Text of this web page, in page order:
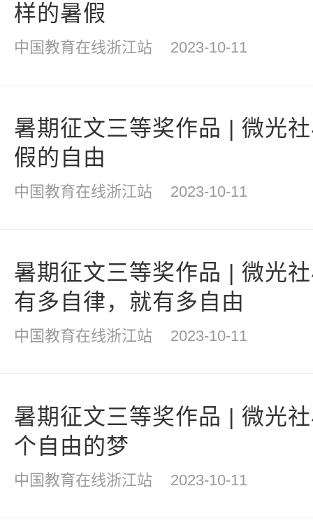
样的暑假
中国教育在线浙江站 2023-10-11
暑期征文三等奖作品 | 微光
假的自由
中国教育在线浙江站 2023-10-11
暑期征文三等奖作品 | 微光
有多自律，就有多自由
中国教育在线浙江站 2023-10-11
暑期征文三等奖作品 | 微光
个自由的梦
中国教育在线浙江站 2023-10-11